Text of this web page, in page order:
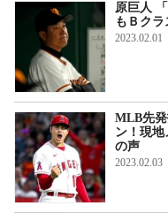
原巨人
もＢク
2023.02.01
MLB先発
ン！現
の声
2023.02.03